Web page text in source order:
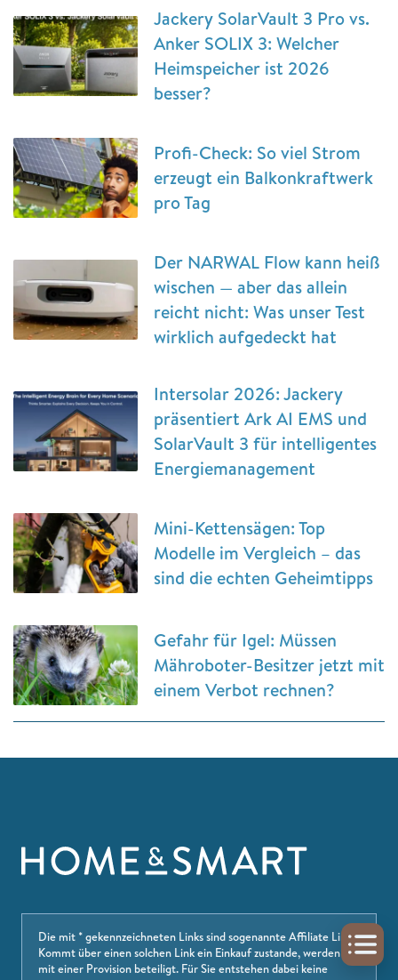
Jackery SolarVault 3 Pro vs.
Anker SOLIX 3: Welcher
Heimspeicher ist 2026
besser?
Profi-Check: So viel Strom
erzeugt ein Balkonkraftwerk
pro Tag
Der NARWAL Flow kann heiß
wischen — aber das allein
reicht nicht: Was unser Test
wirklich aufgedeckt hat
Intersolar 2026: Jackery
präsentiert Ark AI EMS und
SolarVault 3 für intelligentes
Energiemanagement
Mini-Kettensägen: Top
Modelle im Vergleich – das
sind die echten Geheimtipps
Gefahr für Igel: Müssen
Mähroboter-Besitzer jetzt mit
einem Verbot rechnen?
Die mit * gekennzeichneten Links sind sogenannte Affiliate Links.
Kommt über einen solchen Link ein Einkauf zustande, werden wir
mit einer Provision beteiligt. Für Sie entstehen dabei keine